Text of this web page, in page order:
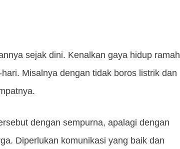
sejak dini. Kenalkan gaya hidup ramah
Misalnya dengan tidak boros listrik dan
dengan sempurna, apalagi dengan
Diperlukan komunikasi yang baik dan